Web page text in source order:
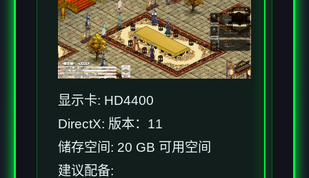
显示卡: HD4400
DirectX: 版本：11
储存空间: 20 GB 可用空间
建议配备: